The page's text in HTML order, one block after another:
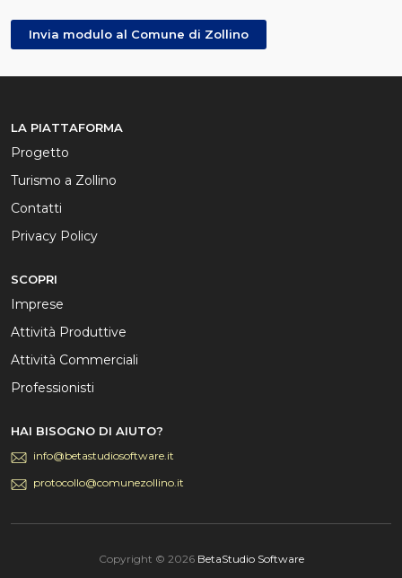
Invia modulo al Comune di Zollino
LA PIATTAFORMA
Progetto
Turismo a Zollino
Contatti
Privacy Policy
SCOPRI
Imprese
Attività Produttive
Attività Commerciali
Professionisti
HAI BISOGNO DI AIUTO?
info@betastudiosoftware.it
protocollo@comunezollino.it
Copyright © 2026 BetaStudio Software